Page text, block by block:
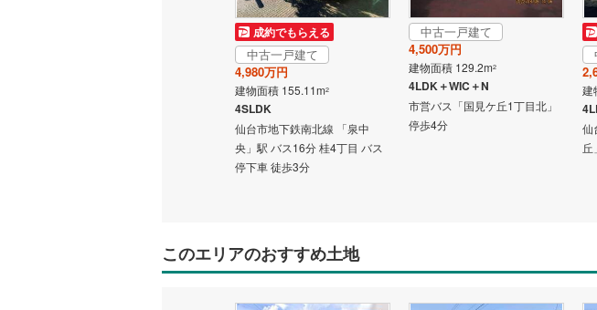
成約でもらえる
中古一戸建て
4,980万円
建物面積 155.11m2
4SLDK
仙台市地下鉄南北線 「泉中
央」駅 バス16分 桂4丁目 バス
停下車 徒歩3分
中古一戸建て
4,500万円
建物面積 129.2m2
4LDK＋WIC＋N
市営バス「国見ケ丘1丁目北」
停歩4分
建
仙
このエリアのおすすめ土地